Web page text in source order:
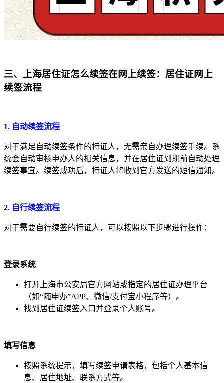
三、 上海居住证怎么续签在网上续签： 居住证网上
续签流程
1. 自动续签流程
对于满足自动续签条件的持证人，无需亲自办理续签手续。系
统会自动审核申办人的相关信息，并在居住证到期前自动处理
续签事宜。续签成功后，持证人将收到官方发送的短信通知。
2. 自行续签流程
对于需要自行续签的持证人，可以按照以下步骤进行操作：
登录系统
打开上海市公安局官方网站或指定的居住证办理平台
（如“随申办”APP、微信/支付宝小程序等）。
找到居住证续签入口并登录个人账号。
填写信息
按照系统提示，填写续签申请表格，包括个人基本信
息、居住地址、联系方式等。